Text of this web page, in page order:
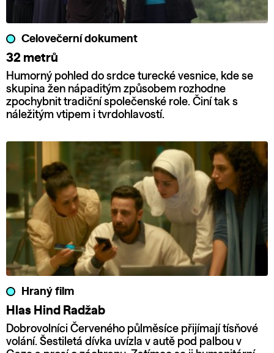
Celovečerní dokument
32 metrů
Humorný pohled do srdce turecké vesnice, kde se
skupina žen nápaditým způsobem rozhodne
zpochybnit tradiční společenské role. Činí tak s
náležitým vtipem i tvrdohlavostí.
Hraný film
Hlas Hind Radžab
Dobrovolníci Červeného půlměsíce přijímají tísňové
volání. Šestiletá dívka uvízla v autě pod palbou v